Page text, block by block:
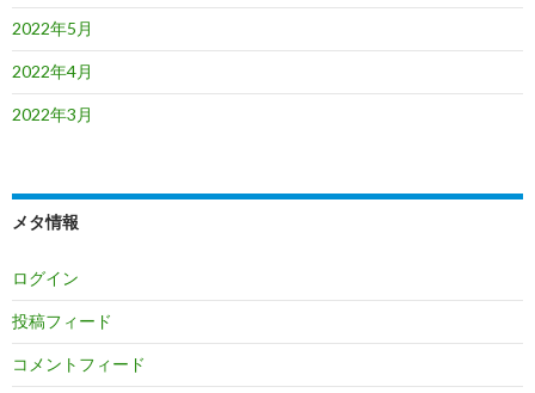
2022年5月
2022年4月
2022年3月
メタ情報
ログイン
投稿フィード
コメントフィード